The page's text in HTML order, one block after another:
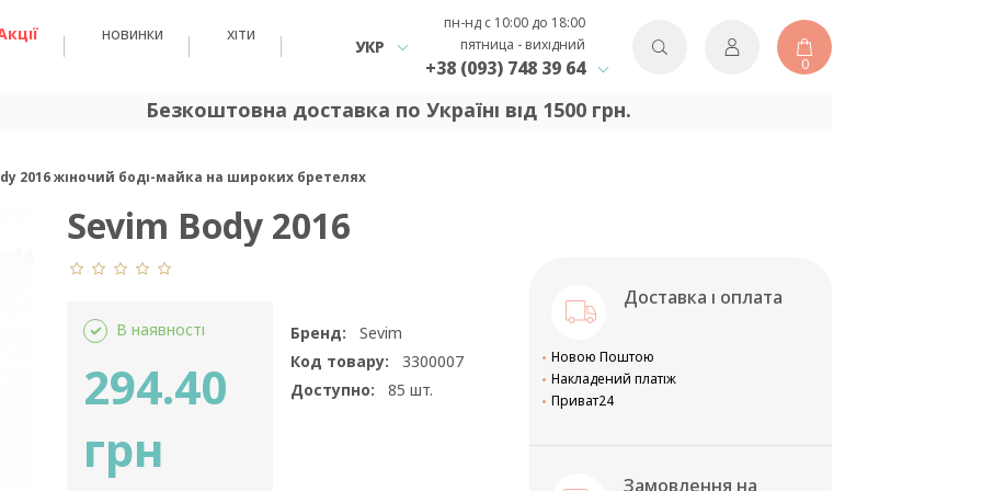
новинки хіти
УКР
пн-нд с 10:00 до 18:00
пятница - вихідний
+38 (093) 748 39 64 0
Безкоштовна доставка по Україні від 1500 грн.
2016 жіночий боді-майка на широких бретелях
Sevim Body 2016
В наявності
294.40
грн
Бренд:
Sevim
Код товару:
3300007
Доступно:
85 шт.
Доставка і оплата
Новою Поштою
Накладений платіж
Приват24
Замовлення на